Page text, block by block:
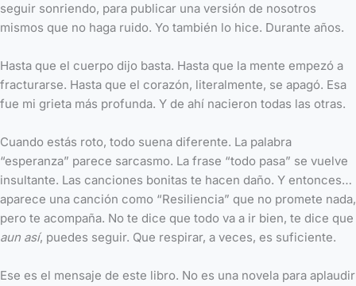
seguir sonriendo, para publicar una versión de nosotros
mismos que no haga ruido. Yo también lo hice. Durante años.
Hasta que el cuerpo dijo basta. Hasta que la mente empezó a
fracturarse. Hasta que el corazón, literalmente, se apagó. Esa
fue mi grieta más profunda. Y de ahí nacieron todas las otras.
Cuando estás roto, todo suena diferente. La palabra
“esperanza” parece sarcasmo. La frase “todo pasa” se vuelve
insultante. Las canciones bonitas te hacen daño. Y entonces…
aparece una canción como “Resiliencia” que no promete nada,
pero te acompaña. No te dice que todo va a ir bien, te dice que
aun así, puedes seguir. Que respirar, a veces, es suficiente.
Ese es el mensaje de este libro. No es una novela para aplaudir